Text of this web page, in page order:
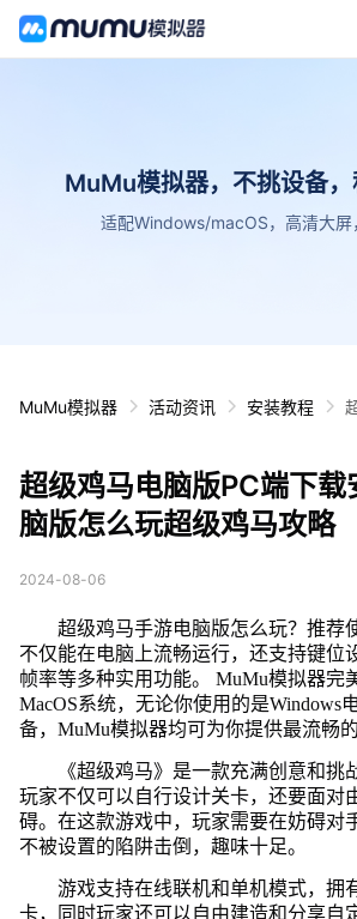
MuMu模拟器，不挑设备，
适配Windows/macOS，高清大屏
MuMu模拟器 活动资讯 安装教程
超级鸡马电脑版PC端下载
脑版怎么玩超级鸡马攻略
2024-08-06
超级鸡马手游电脑版怎么玩？推荐
不仅能在电脑上流畅运行，还支持键位
帧率等多种实用功能。 MuMu模拟器完
MacOS系统，无论你使用的是Windows
备，MuMu模拟器均可为你提供最流畅
《超级鸡马》是一款充满创意和挑
玩家不仅可以自行设计关卡，还要面对
碍。在这款游戏中，玩家需要在妨碍对
不被设置的陷阱击倒，趣味十足。
游戏支持在线联机和单机模式，拥
卡，同时玩家还可以自由建造和分享自